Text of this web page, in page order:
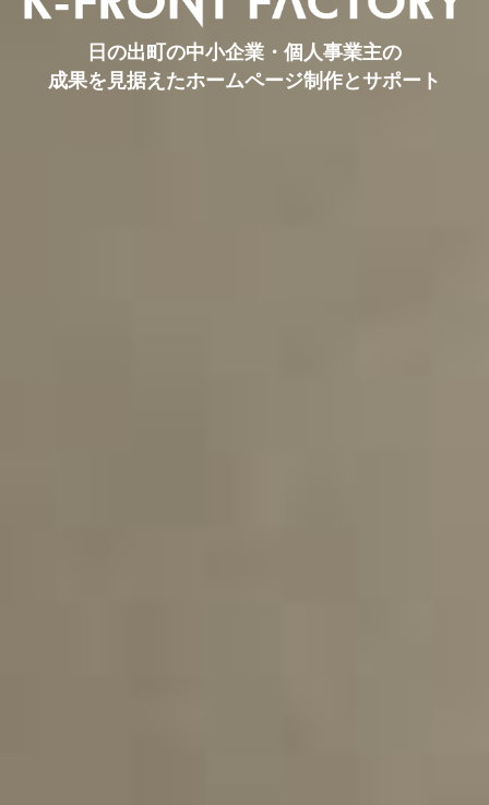
日の出町の中小企業・個人事業主の
成果を見据えたホームページ制作とサポート